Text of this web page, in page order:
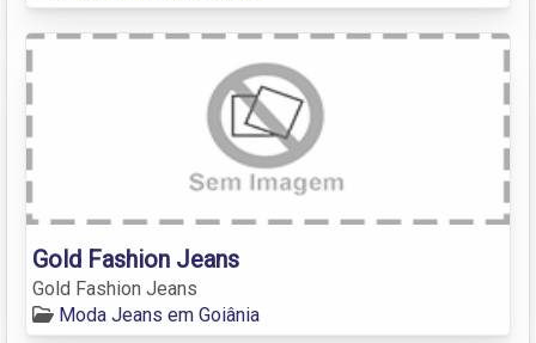
Gold Fashion Jeans
Gold Fashion Jeans
Moda Jeans em Goiânia